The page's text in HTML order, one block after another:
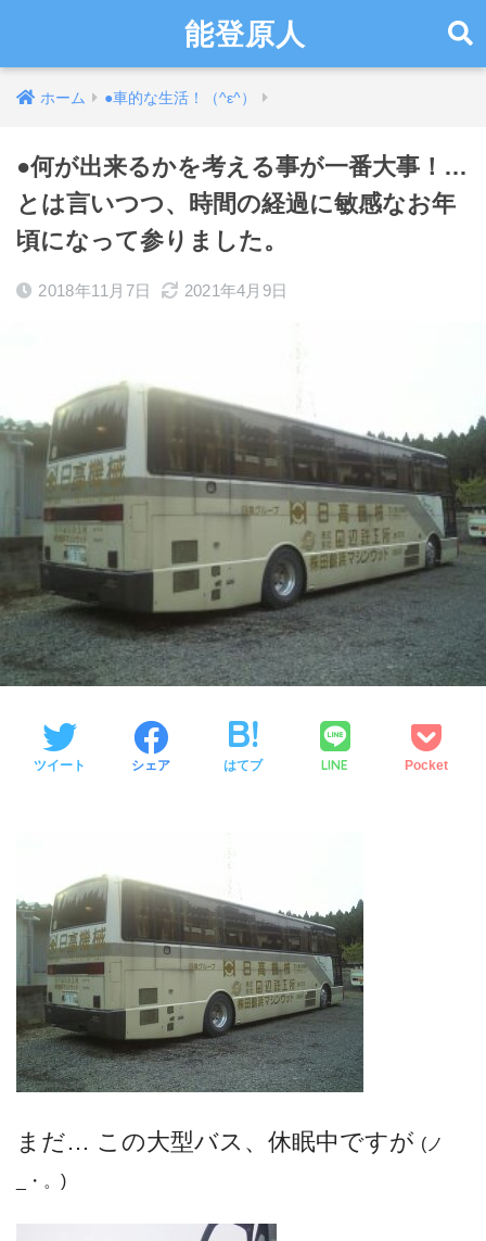
能登原人
ホーム ●車的な生活！（^ε^）
●何が出来るかを考える事が一番大事！…
とは言いつつ、時間の経過に敏感なお年
頃になって参りました。
2018年11月7日 2021年4月9日
ツイート シェア はてブ LINE Pocket
まだ… この大型バス、休眠中ですが (ノ
_・。)